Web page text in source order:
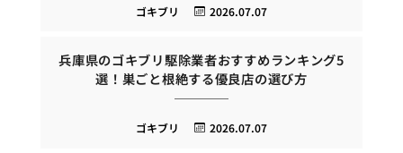
2026.07.07
ゴキブリ
兵庫県のゴキブリ駆除業者おすすめランキング5
選！巣ごと根絶する優良店の選び方
2026.07.07
ゴキブリ